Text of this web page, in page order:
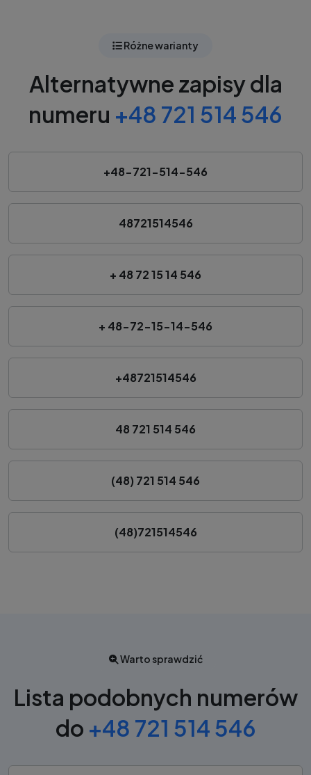
Różne warianty
Alternatywne zapisy dla
numeru +48 721 514 546
+48-721-514-546
48721514546
+ 48 72 15 14 546
+ 48-72-15-14-546
+48721514546
48 721 514 546
(48) 721 514 546
(48)721514546
Warto sprawdzić
Lista podobnych numerów
do +48 721 514 546